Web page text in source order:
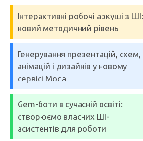
Інтерактивні робочі аркуші з ШІ:
новий методичний рівень
Генерування презентацій, схем,
анімацій і дизайнів у новому
сервісі Moda
Gem-боти в сучасній освіті:
створюємо власних ШІ-
асистентів для роботи